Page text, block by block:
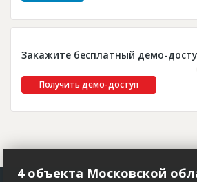
Закажите бесплатный демо-
Получить демо-доступ
4 объекта Московской